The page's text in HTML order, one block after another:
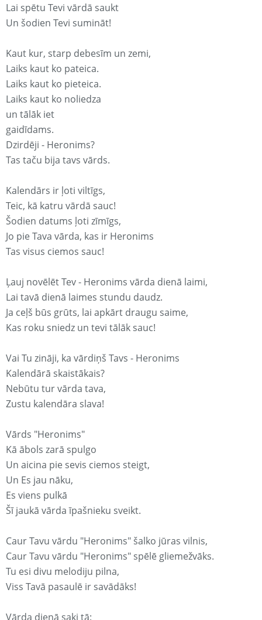
Lai spētu Tevi vārdā saukt
Un šodien Tevi sumināt!
Kaut kur, starp debesīm un zemi,
Laiks kaut ko pateica.
Laiks kaut ko pieteica.
Laiks kaut ko noliedza
un tālāk iet
gaidīdams.
Dzirdēji - Heronims?
Tas taču bija tavs vārds.
Kalendārs ir ļoti viltīgs,
Teic, kā katru vārdā sauc!
Šodien datums ļoti zīmīgs,
Jo pie Tava vārda, kas ir Heronims
Tas visus ciemos sauc!
Ļauj novēlēt Tev - Heronims vārda dienā laimi,
Lai tavā dienā laimes stundu daudz.
Ja ceļš būs grūts, lai apkārt draugu saime,
Kas roku sniedz un tevi tālāk sauc!
Vai Tu zināji, ka vārdiņš Tavs - Heronims
Kalendārā skaistākais?
Nebūtu tur vārda tava,
Zustu kalendāra slava!
Vārds "Heronims"
Kā ābols zarā spulgo
Un aicina pie sevis ciemos steigt,
Un Es jau nāku,
Es viens pulkā
Šī jaukā vārda īpašnieku sveikt.
Caur Tavu vārdu "Heronims" šalko jūras vilnis,
Caur Tavu vārdu "Heronims" spēlē gliemežvāks.
Tu esi divu melodiju pilna,
Viss Tavā pasaulē ir savādāks!
Vārda dienā saki tā: